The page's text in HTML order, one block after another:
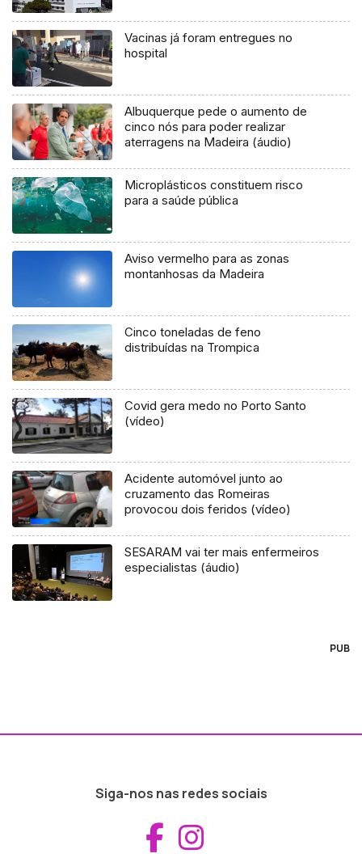
Vacinas já foram entregues no
hospital
Albuquerque pede o aumento de
cinco nós para poder realizar
aterragens na Madeira (áudio)
Microplásticos constituem risco
para a saúde pública
Aviso vermelho para as zonas
montanhosas da Madeira
Cinco toneladas de feno
distribuídas na Trompica
Covid gera medo no Porto Santo
(vídeo)
Acidente automóvel junto ao
cruzamento das Romeiras
provocou dois feridos (vídeo)
SESARAM vai ter mais enfermeiros
especialistas (áudio)
PUB
Siga-nos nas redes sociais
Aceder ao